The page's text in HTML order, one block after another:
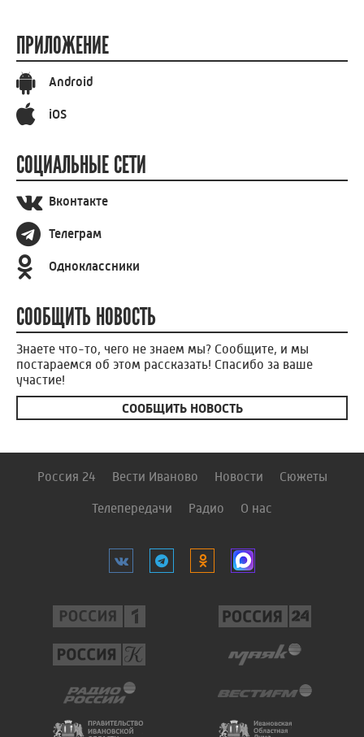
ПРИЛОЖЕНИЕ
Android
iOS
СОЦИАЛЬНЫЕ СЕТИ
Вконтакте
Телеграм
Одноклассники
СООБЩИТЬ НОВОСТЬ
Знаете что-то, чего не знаем мы? Сообщите, и мы
постараемся об этом рассказать! Спасибо за ваше
участие!
СООБЩИТЬ НОВОСТЬ
Россия 24 Вести Иваново Новости Сюжеты
Телепередачи Радио О нас